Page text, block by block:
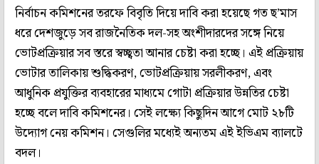
নির্বাচন কমিশনের তরফে বিবৃতি দিয়ে দাবি করা হয়েছে গত ছ’মাস
ধরে দেশজুড়ে সব রাজনৈতিক দল-সহ অংশীদারদের সঙ্গে নিয়ে
ভোটপ্রক্রিয়ার সব স্তরে স্বচ্ছ্বতা আনার চেষ্টা করা হচ্ছে। এই প্রক্রিয়ায়
ভোটার তালিকায় শুদ্ধিকরণ, ভোটপ্রক্রিয়ায় সরলীকরণ, এবং
আধুনিক প্রযুক্তির ব্যবহারের মাধ্যমে গোটা প্রক্রিয়ার উন্নতির চেষ্টা
হচ্ছে বলে দাবি কমিশনের। সেই লক্ষ্যে কিছুদিন আগে মোট ২৮টি
উদ্যোগ নেয় কমিশন। সেগুলির মধ্যেই অন্যতম এই ইভিএম ব্যালটে
বদল।